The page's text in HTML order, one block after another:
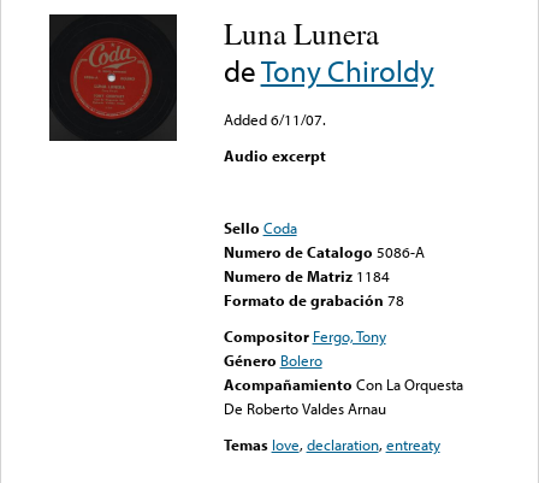
Luna Lunera
deTony Chiroldy
Added 6/11/07.
Audio excerpt
Sello Coda
Numero de Catalogo 5086-A
Numero de Matriz 1184
Formato de grabación 78
Compositor Fergo, Tony
Género Bolero
Acompañamiento Con La Orquesta
De Roberto Valdes Arnau
Temas love,declaration,entreaty